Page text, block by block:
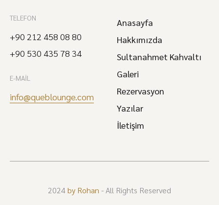
TELEFON
+90 212 458 08 80
+90 530 435 78 34
E-MAIL
info@queblounge.com
Anasayfa
Hakkımızda
Sultanahmet Kahvaltı
Galeri
Rezervasyon
Yazılar
İletişim
2024by Rohan - All Rights Reserved